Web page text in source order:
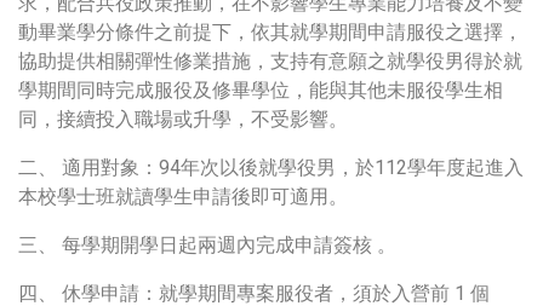
動畢業學分條件之前提下，依其就學期間申請服役之選擇，
協助提供相關彈性修業措施，支持有意願之就學役男得於就
學期間同時完成服役及修畢學位，能與其他未服役學生相
同，接續投入職場或升學，不受影響。
二、 適用對象：94年次以後就學役男，於112學年度起進入
本校學士班就讀學生申請後即可適用。
三、 每學期開學日起兩週內完成申請簽核 。
四、 休學申請：就學期間專案服役者，須於入營前 1 個